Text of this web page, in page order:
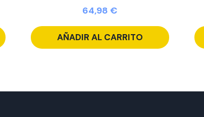
64,98€
AÑADIR AL CARRITO